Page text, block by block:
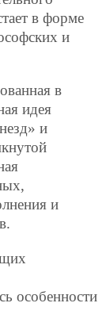
в форме
и
в
идея
и
и
особенности